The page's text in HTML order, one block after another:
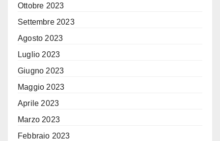
Ottobre 2023
Settembre 2023
Agosto 2023
Luglio 2023
Giugno 2023
Maggio 2023
Aprile 2023
Marzo 2023
Febbraio 2023